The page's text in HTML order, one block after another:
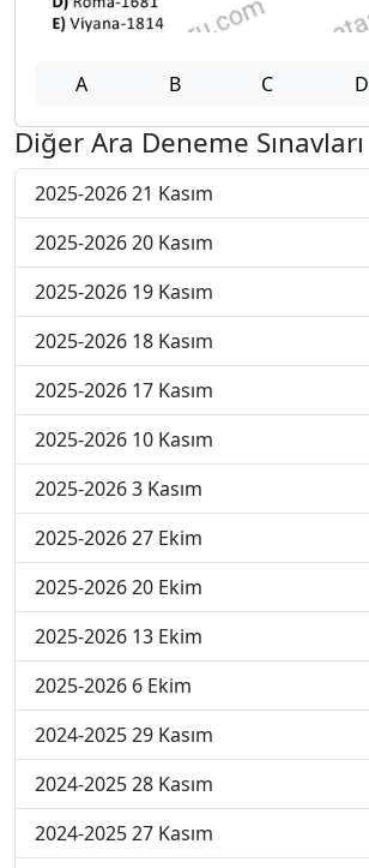
A B C D
Diğer Ara Deneme Sınavları
2025-2026 21 Kasım
2025-2026 20 Kasım
2025-2026 19 Kasım
2025-2026 18 Kasım
2025-2026 17 Kasım
2025-2026 10 Kasım
2025-2026 3 Kasım
2025-2026 27 Ekim
2025-2026 20 Ekim
2025-2026 13 Ekim
2025-2026 6 Ekim
2024-2025 29 Kasım
2024-2025 28 Kasım
2024-2025 27 Kasım